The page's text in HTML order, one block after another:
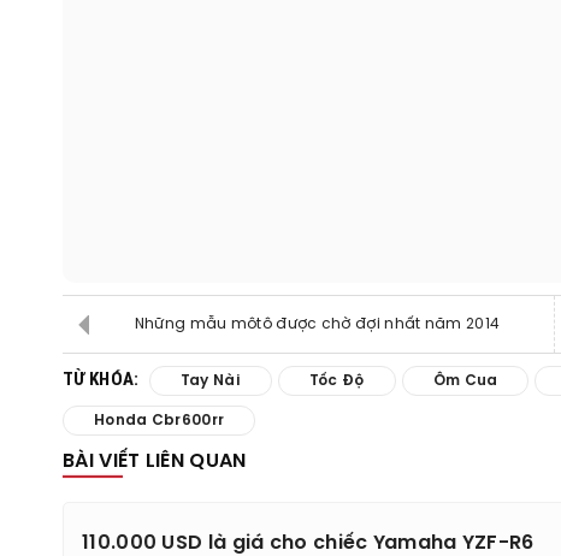
Những mẫu môtô được chờ đợi nhất năm 2014
TỪ KHÓA: Tay Nài Tốc Độ Ôm Cua
Honda Cbr600rr
BÀI VIẾT LIÊN QUAN
110.000 USD là giá cho chiếc Yamaha YZF-R6